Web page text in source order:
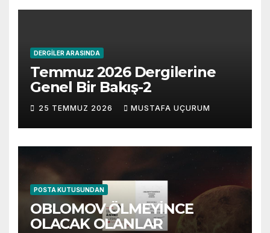
DERGILER ARASINDA
Temmuz 2026 Dergilerine
Genel Bir Bakış-2
25 TEMMUZ 2026 MUSTAFA UÇURUM
POSTA KUTUSUNDAN
OBLOMOV ÖLMEYİNCE
OLACAK OLANLAR